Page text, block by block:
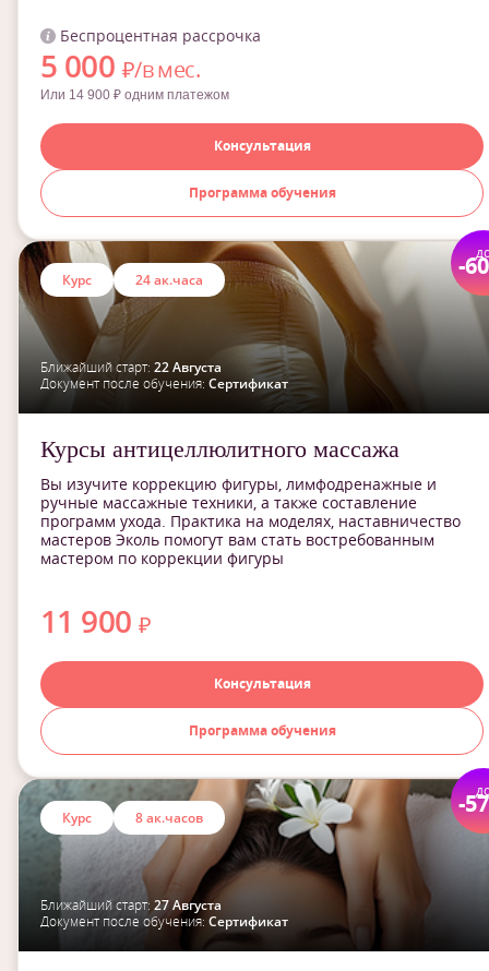
Беспроцентная рассрочка
5 000 ₽/в мес.
Или 14 900 ₽ одним платежом
Консультация
Программа обучения
-
Курс 24 ак.часа
Ближайший старт: 22 Августа
Документ после обучения: Сертификат
Курсы антицеллюлитного массажа
Вы изучите коррекцию фигуры, лимфодренажные и
ручные массажные техники, а также составление
программ ухода. Практика на моделях, наставничество
мастеров Эколь помогут вам стать востребованным
мастером по коррекции фигуры
11 900₽
Консультация
Программа обучения
-
Курс 8 ак.часов
Ближайший старт: 27 Августа
Документ после обучения: Сертификат